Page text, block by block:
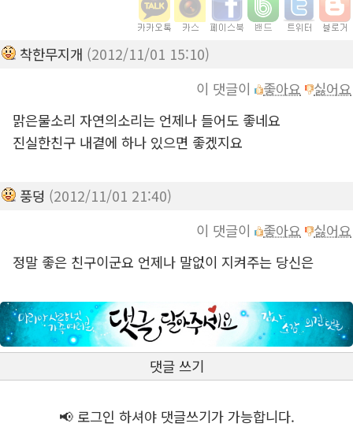
착한무지개 (2012/11/01 15:10)
이 댓글이
좋아요
싫어요
맑은물소리 자연의소리는 언제나 들어도 좋네요
진실한친구 내곁에 하나 있으면 좋겠지요
풍덩 (2012/11/01 21:40)
이 댓글이
좋아요
싫어요
정말 좋은 친구이군요 언제나 말없이 지켜주는 당신은
댓글 쓰기
📢 로그인 하셔야 댓글쓰기가 가능합니다.